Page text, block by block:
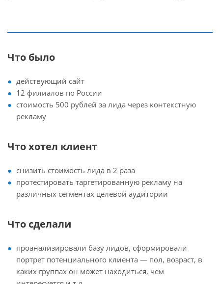
Что было
действующий сайт
12 филиалов по России
стоимость 500 рублей за лида через контекстную
рекламу
Что хотел клиент
снизить стоимость лида в 2 раза
протестировать таргетированную рекламу на
различных сегментах целевой аудитории
Что сделали
проанализировали базу лидов, сформировали
портрет потенциального клиента — пол, возраст, в
каких группах он может находиться, чем